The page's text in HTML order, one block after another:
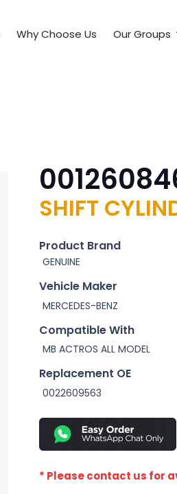
Why Choose Us Our Groups
SHIFT
Product Brand
GENUINE
Vehicle Maker
MERCEDES-BENZ
Compatible With
MB ACTROS ALL MODEL
Replacement OE
0022609563
* Please contact us for